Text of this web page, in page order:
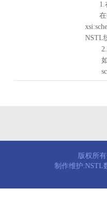
1.
在待
NSTL
2.
如需
版权所
制作维护:NSTL